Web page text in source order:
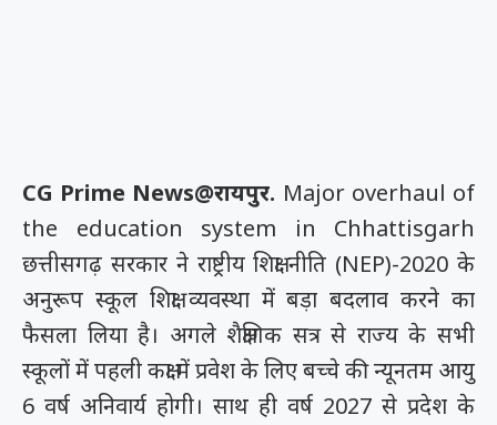
CG Prime News@रायपुर. Major overhaul of
the education system in Chhattisgarh
छत्तीसगढ़ सरकार ने राष्ट्रीय शिक्षा नीति (NEP)-2020 के
अनुरूप स्कूल शिक्षा व्यवस्था में बड़ा बदलाव करने का
फैसला लिया है। अगले शैक्षणिक सत्र से राज्य के सभी
स्कूलों में पहली कक्षा में प्रवेश के लिए बच्चे की न्यूनतम आयु
6 वर्ष अनिवार्य होगी। साथ ही वर्ष 2027 से प्रदेश के